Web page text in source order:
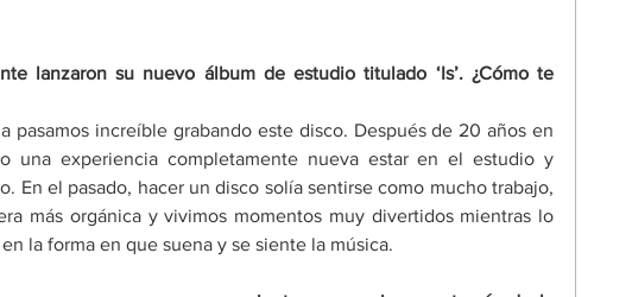
lanzaron su nuevo álbum de estudio titulado ‘Is’. ¿Cómo te
pasamos increíble grabando este disco. Después de 20 años en
una experiencia completamente nueva estar en el estudio y
En el pasado, hacer un disco solía sentirse como mucho trabajo,
más orgánica y vivimos momentos muy divertidos mientras lo
la forma en que suena y se siente la música.